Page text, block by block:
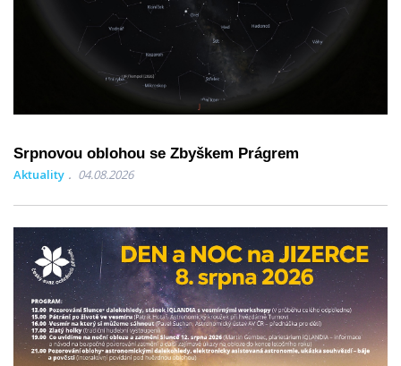
Srpnovou oblohou se Zbyškem Prágrem
Aktuality 04.08.2026